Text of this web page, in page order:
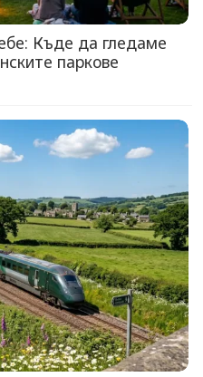
Къде да гледаме
паркове